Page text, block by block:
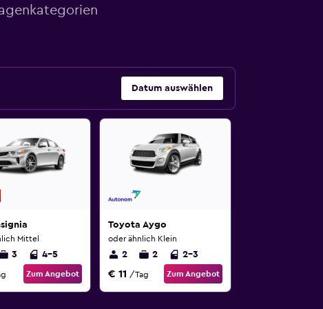
Datum auswählen
Mittel
3 4-5
Zum Angebot
Toyota Aygo
oder ähnlich Klein
2 2 2-3
€ 11 /Tag Zum Angebot